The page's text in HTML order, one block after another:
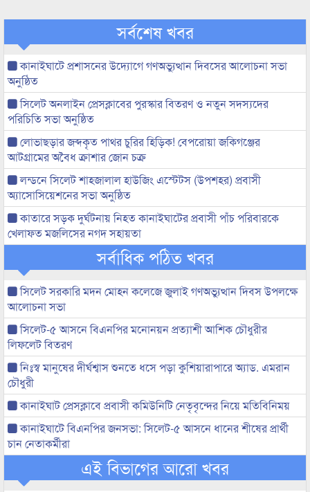
সর্বশেষ খবর
কানাইঘাটে প্রশাসনের উদ্যোগে গণঅভ্যুত্থান দিবসের আলোচনা সভা
অনুষ্ঠিত
সিলেট অনলাইন প্রেসক্লাবের পুরস্কার বিতরণ ও নতুন সদস্যদের
পরিচিতি সভা অনুষ্ঠিত
লোভাছড়ার জব্দকৃত পাথর চুরির হিড়িক! বেপরোয়া জকিগঞ্জের
আটগ্রামের অবৈধ ক্রাশার জোন চক্র
লন্ডনে সিলেট শাহজালাল হাউজিং এস্টেটস (উপশহর) প্রবাসী
অ্যাসোসিয়েশনের সভা অনুষ্ঠিত
কাতারে সড়ক দুর্ঘটনায় নিহত কানাইঘাটের প্রবাসী পাঁচ পরিবারকে
খেলাফত মজলিসের নগদ সহায়তা
সর্বাধিক পঠিত খবর
সিলেট সরকারি মদন মোহন কলেজে জুলাই গণঅভ্যুত্থান দিবস উপলক্ষে
আলোচনা সভা
সিলেট-৫ আসনে বিএনপির মনোনয়ন প্রত্যাশী আশিক চৌধুরীর
লিফলেট বিতরণ
নিঃস্ব মানুষের দীর্ঘশ্বাস শুনতে ধসে পড়া কুশিয়ারাপারে অ্যাড. এমরান
চৌধুরী
কানাইঘাট প্রেসক্লাবে প্রবাসী কমিউনিটি নেতৃবৃন্দের নিয়ে মতিবিনিময়
কানাইঘাটে বিএনপির জনসভা: সিলেট-৫ আসনে ধানের শীষের প্রার্থী
চান নেতাকর্মীরা
এই বিভাগের আরো খবর